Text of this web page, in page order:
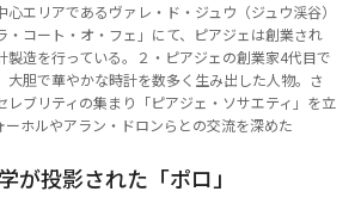
心エリアであるヴァレ・ド・ジュウ（ジュウ渓谷）
・コート・オ・フェ」にて、ピアジェは創業され
製造を行っている。２・ピアジェの創業家4代目で
大胆で華やかな時計を数多く生み出した人物。さ
レブリティの集まり「ピアジェ・ソサエティ」を立
ーホルやアラン・ドロンらとの交流を深めた
が投影された「ポロ」